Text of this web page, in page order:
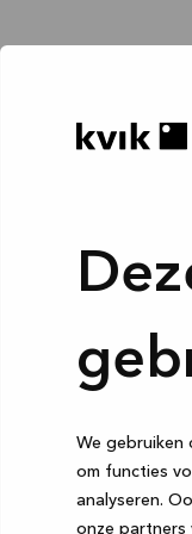
We gebruiken
om functies
analyseren.
onze partners